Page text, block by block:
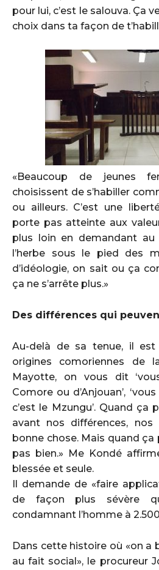
pour lui, c’est le salouva. Ça
choix dans ta façon de
«Beaucoup de jeunes
choisissent de s’habiller
ou ailleurs. C’est une
porte pas atteinte aux
plus loin en demandant au
l’herbe sous le pied des
d’idéologie, on sait ou ça
ça ne s’arrête plus.»
Des différences qui
Au-delà de sa tenue, il est
origines comoriennes de
Mayotte, on vous dit
Comore ou d’Anjouan’, ‘vous
c’est le Mzungu’. Quand
avant nos différences, nos
bonne chose. Mais quand ça
pas bien.» Me Kondé
blessée et seule.
Il demande de «faire
de façon plus sévère
condamnant l’homme à
Dans cette histoire où «on a
au fait social», le procureur